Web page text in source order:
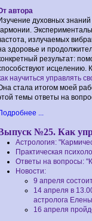
автора
духовных
излучаемых
здоровье и
результат:
исцелению.
научиться управлять
стала итогом моей
темы ответы на
...
№25. Как
Астрология:
Практическая
Ответы на вопросы:
Новости:
9 апреля
14 апреля в
астролога
16 апреля